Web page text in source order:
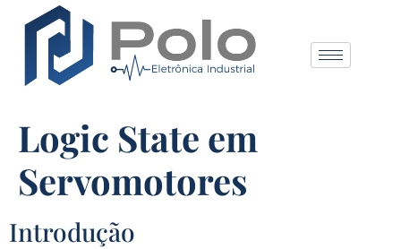
Logic State em
Servomotores
Introdução